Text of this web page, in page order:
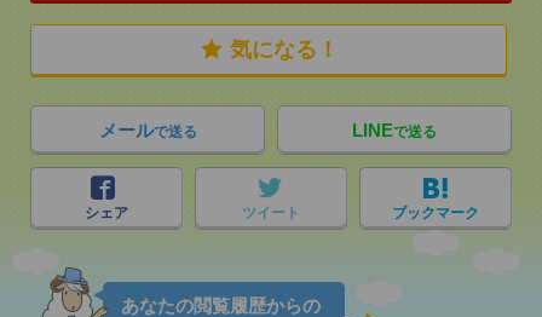
気になる！
メールで送る LINEで送る
シェア ツイート ブックマーク
あなたの閲覧履歴からの